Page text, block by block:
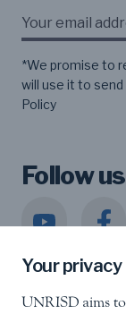
*We promise to
will use it to
Policy
Follow us
Your
UNRISD aims